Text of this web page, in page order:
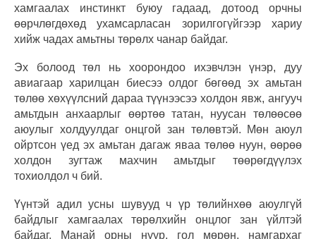
хамгаалах инстинкт буюу гадаад, дотоод орчны
өөрчлөгдөхөд ухамсарласан зорилгогүйгээр хариу
хийж чадах амьтны төрөлх чанар байдаг.
Эх болоод төл нь хоорондоо ихэвчлэн үнэр, дуу
авиагаар харилцан биесээ олдог бөгөөд эх амьтан
төлөө хөхүүлсний дараа түүнээсээ холдон явж, ангууч
амьтдын анхаарлыг өөртөө татан, нуусан төлөөсөө
аюулыг холдуулдаг онцгой зан төлөвтэй. Мөн аюул
ойртсон үед эх амьтан дагаж яваа төлөө нуун, өөрөө
холдон зугтаж махчин амьтдыг төөрөгдүүлэх
тохиолдол ч бий.
Үүнтэй адил усны шувууд ч үр төлийнхөө аюулгүй
байдлыг хамгаалах төрөлхийн онцлог зан үйлтэй
байдаг. Манай орны нуур, гол мөрөн, намгархаг